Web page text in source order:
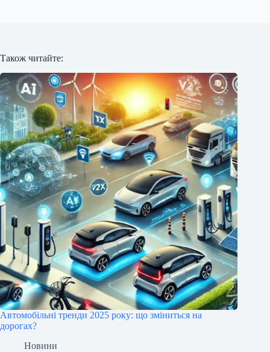
Також читайте:
Автомобільні тренди 2025 року: що зміниться на
дорогах?
Новини